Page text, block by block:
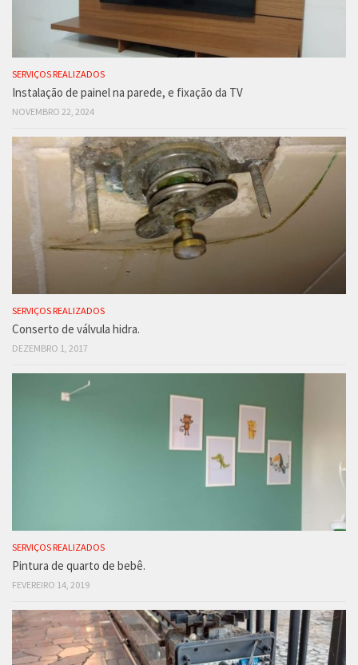
SERVIÇOS REALIZADOS
Instalação de painel na parede, e fixação da TV
NOVEMBRO 22, 2024
SERVIÇOS REALIZADOS
Conserto de válvula hidra.
DEZEMBRO 1, 2017
SERVIÇOS REALIZADOS
Pintura de quarto de bebê.
FEVEREIRO 14, 2019